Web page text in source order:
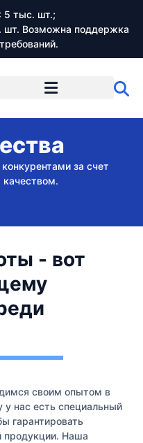
5 тыс. шт.;
шт. Возможна поддержка
за счет
качеством.
- вот
своим опытом в
у нас есть специальный
гарантировать
продукции. Наша